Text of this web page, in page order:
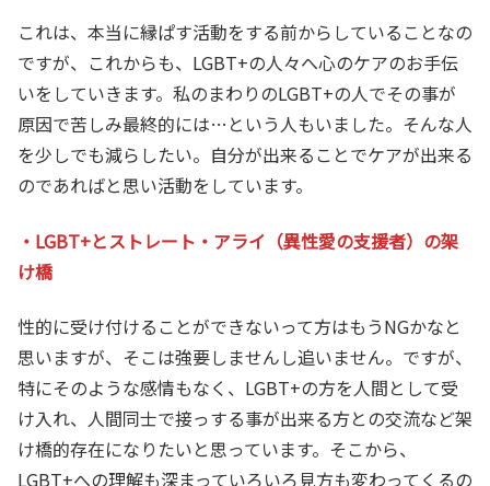
これは、本当に縁ぱす活動をする前からしていることなの
ですが、これからも、LGBT+の人々へ心のケアのお手伝
いをしていきます。私のまわりのLGBT+の人でその事が
原因で苦しみ最終的には…という人もいました。そんな人
を少しでも減らしたい。自分が出来ることでケアが出来る
のであればと思い活動をしています。
・LGBT+とストレート・アライ（異性愛の支援者）の架
け橋
性的に受け付けることができないって方はもうNGかなと
思いますが、そこは強要しませんし追いません。ですが、
特にそのような感情もなく、LGBT+の方を人間として受
け入れ、人間同士で接っする事が出来る方との交流など架
け橋的存在になりたいと思っています。そこから、
LGBT+への理解も深まっていろいろ見方も変わってくるの